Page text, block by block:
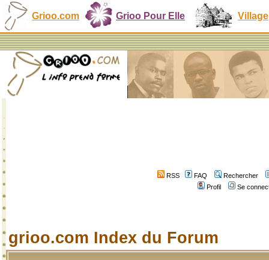
Grioo.com Grioo Pour Elle Village
RSS FAQ
Rechercher
Profil
Se
grioo.com Index du Forum